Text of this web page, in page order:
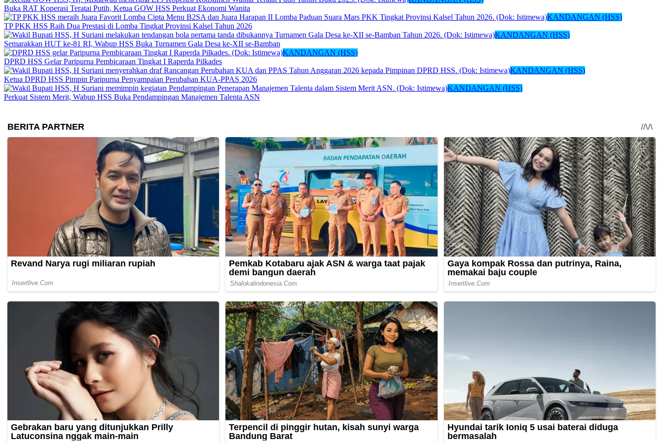
Buka RAT Koperasi Teratai Putih, Ketua GOW HSS Perkuat Ekonomi Wanita
KANDANGAN (HSS)
TP PKK HSS Raih Dua Prestasi di Lomba Tingkat Provinsi Kalsel Tahun 2026
KANDANGAN (HSS)
Semarakkan HUT ke-81 RI, Wabup HSS Buka Turnamen Gala Desa ke-XII se-Bamban
KANDANGAN (HSS)
DPRD HSS Gelar Paripurna Pembicaraan Tingkat I Raperda Pilkades
KANDANGAN (HSS)
Ketua DPRD HSS Pimpin Paripurna Penyampaian Perubahan KUA-PPAS 2026
KANDANGAN (HSS)
Perkuat Sistem Merit, Wabup HSS Buka Pendampingan Manajemen Talenta ASN